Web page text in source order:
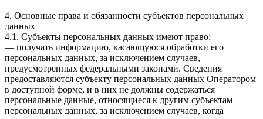
4. Основные права и обязанности субъектов персональных
данных
4.1. Субъекты персональных данных имеют право:
— получать информацию, касающуюся обработки его
персональных данных, за исключением случаев,
предусмотренных федеральными законами. Сведения
предоставляются субъекту персональных данных Оператором
в доступной форме, и в них не должны содержаться
персональные данные, относящиеся к другим субъектам
персональных данных, за исключением случаев, когда